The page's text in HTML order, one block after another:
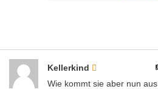
Kellerkind
Wie kommt sie aber nun